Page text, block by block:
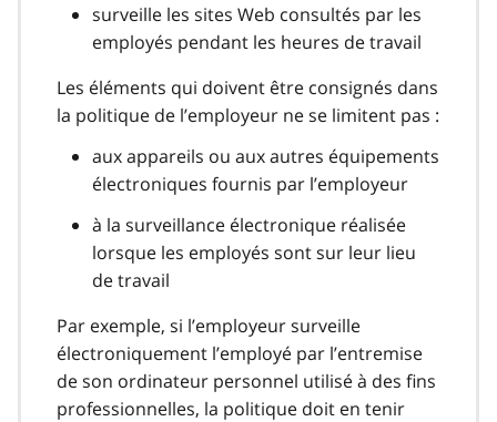
surveille les sites Web consultés par les
employés pendant les heures de travail
Les éléments qui doivent être consignés dans
la politique de l’employeur ne se limitent pas :
aux appareils ou aux autres équipements
électroniques fournis par l’employeur
à la surveillance électronique réalisée
lorsque les employés sont sur leur lieu
de travail
Par exemple, si l’employeur surveille
électroniquement l’employé par l’entremise
de son ordinateur personnel utilisé à des fins
professionnelles, la politique doit en tenir